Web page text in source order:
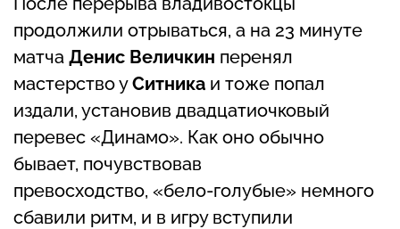
продолжили отрываться, а на 23 минуте
матча Денис Величкин перенял
мастерство уСитника и тоже попал
издали, установив двадцатиочковый
перевес «Динамо». Как оно обычно
бывает, почувствовав
превосходство, «бело-голубые» немного
сбавили ритм, и в игру вступили